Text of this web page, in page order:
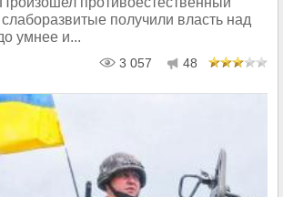
получили власть над
умнее и...
3 057 48